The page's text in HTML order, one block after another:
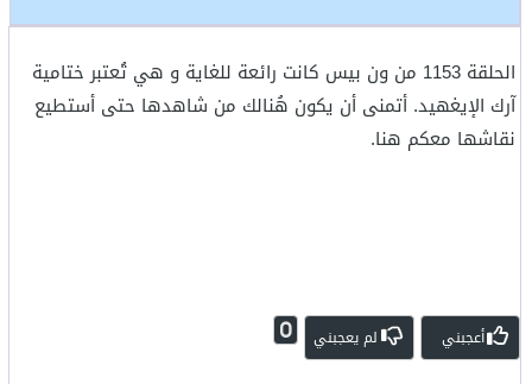
الحلقة 1153 من ون بيس كانت رائعة للغاية و هي تُعتبر ختامية
آرك الإيغهيد. أتمنى أن يكون هُنالك من شاهدها حتى أستطيع
نقاشها معكم هنا.
أعجبني لم يعجبني 0